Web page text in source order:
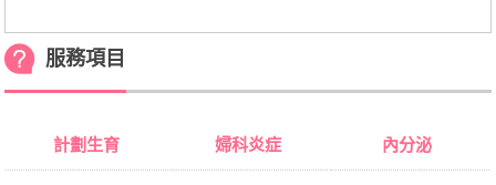
服務項目
計劃生育 婦科炎症 內分泌